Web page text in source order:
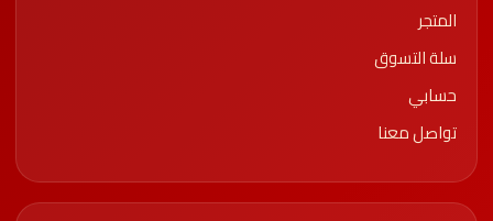
المتجر
سلة التسوق
حسابي
تواصل معنا